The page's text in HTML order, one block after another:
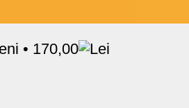
• 170,00